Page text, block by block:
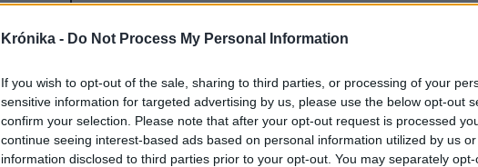
Krónika - Do Not Process My Personal Information
If you wish to opt-out of the sale, sharing to third parties, or processing of your
sensitive information for targeted advertising by us, please use the below opt-out
confirm your selection. Please note that after your opt-out request is processed
continue seeing interest-based ads based on personal information utilized by us
information disclosed to third parties prior to your opt-out. You may separately
Jelszó